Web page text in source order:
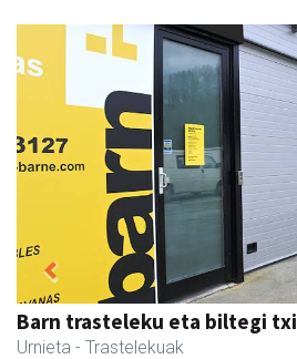
Magale Ikastetxea
Urnieta - Hezkuntza
Previous